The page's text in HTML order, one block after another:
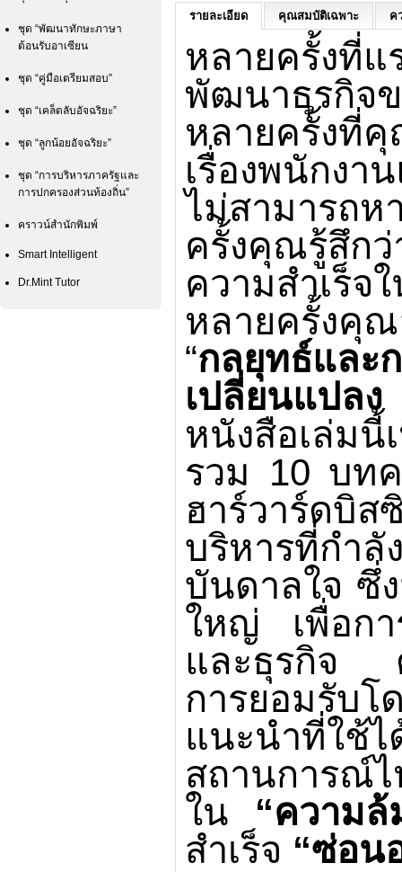
ชุด “พัฒนาทักษะภาษา
ต้อนรับอาเซียน
ชุด “คู่มือเตรียมสอบ”
ชุด “เคล็ดลับอัจฉริยะ”
ชุด “ลูกน้อยอัจฉริยะ”
ชุด “การบริหารภาครัฐและ
การปกครองส่วนท้องถิ่น”
คราวน์สำนักพิมพ์
Smart Intelligent
Dr.Mint Tutor
รายละเอียด คุณสมบัติเฉพาะ ค
หลายครั้งที่แ
พัฒนาธุรกิจ
หลายครั้งที่คุ
เรื่องพนักงา
ไม่สามารถห
ครั้งคุณรู้สึกว่
ความสำเร็จ
หลายครั้งคุณ
“กลยุทธ์และ
เปลี่ยนแปลง
หนังสือเล่มนี้
รวม 10 บท
ฮาร์วาร์ดบิส
บริหารที่กำลั
บันดาลใจ ซึ่
ใหญ่
เพื่อก
และธุรกิจ
การยอมรับโ
แนะนำที่ใช้ไ
สถานการณ์
ใน
“ความล้
สำเร็จ “ซ่อน